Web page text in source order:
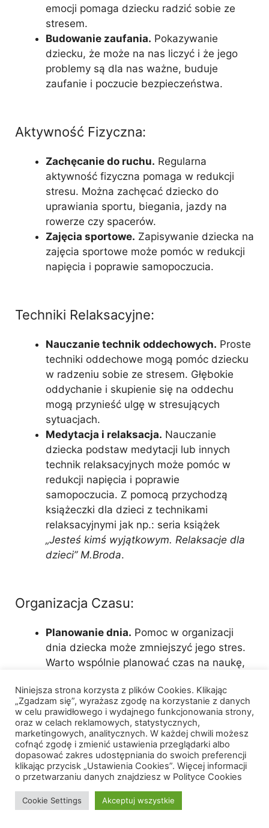
emocji pomaga dziecku radzić sobie ze
stresem.
Budowanie zaufania. Pokazywanie
dziecku, że może na nas liczyć i że jego
problemy są dla nas ważne, buduje
zaufanie i poczucie bezpieczeństwa.
Aktywność Fizyczna:
Zachęcanie do ruchu. Regularna
aktywność fizyczna pomaga w redukcji
stresu. Można zachęcać dziecko do
uprawiania sportu, biegania, jazdy na
rowerze czy spacerów.
Zajęcia sportowe. Zapisywanie dziecka na
zajęcia sportowe może pomóc w redukcji
napięcia i poprawie samopoczucia.
Techniki Relaksacyjne:
Nauczanie technik oddechowych. Proste
techniki oddechowe mogą pomóc dziecku
w radzeniu sobie ze stresem. Głębokie
oddychanie i skupienie się na oddechu
mogą przynieść ulgę w stresujących
sytuacjach.
Medytacja i relaksacja. Nauczanie
dziecka podstaw medytacji lub innych
technik relaksacyjnych może pomóc w
redukcji napięcia i poprawie
samopoczucia. Z pomocą przychodzą
książeczki dla dzieci z technikami
relaksacyjnymi jak np.: seria książek
„Jesteś kimś wyjątkowym. Relaksacje dla
dzieci” M.Broda.
Organizacja Czasu:
Planowanie dnia. Pomoc w organizacji
dnia dziecka może zmniejszyć jego stres.
Warto wspólnie planować czas na naukę,
Unikanie przeciążenia.Ważne, aby
dziecko nie było przeciążone zbyt wieloma
obowiązkami i zajęciami pozalekcyjnymi.
Warto zapewnić mu czas na relaks i
odpoczynek.
Ograniczenie Czasu Przed Ekranem:
Niniejsza strona korzysta z plików Cookies. Klikając
„Zgadzam się”, wyrażasz zgodę na korzystanie z danych
w celu prawidłowego i wydajnego funkcjonowania strony,
oraz w celach reklamowych, statystycznych,
marketingowych, analitycznych. W każdej chwili możesz
cofnąć zgodę i zmienić ustawienia przeglądarki albo
dopasować zakres udostępniania do swoich preferencji
klikając przycisk „Ustawienia Cookies”. Więcej informacji
o przetwarzaniu danych znajdziesz w Polityce Cookies
Cookie Settings Akceptuj wszystkie